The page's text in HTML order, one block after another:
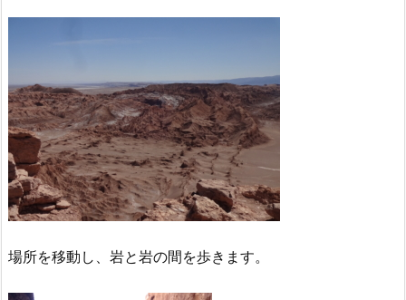
場所を移動し、岩と岩の間を歩きます。